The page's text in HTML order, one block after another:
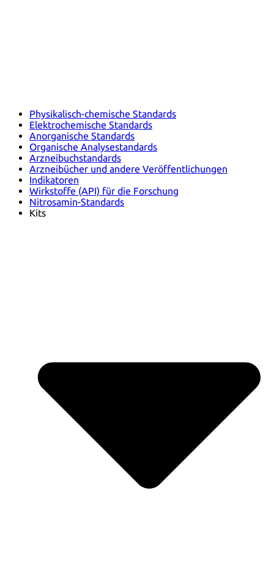
Physikalisch-chemische Standards
Elektrochemische Standards
Anorganische Standards
Organische Analysestandards
Arzneibuchstandards
Arzneibücher und andere Veröffentlichungen
Indikatoren
Wirkstoffe (API) für die Forschung
Nitrosamin-Standards
Kits